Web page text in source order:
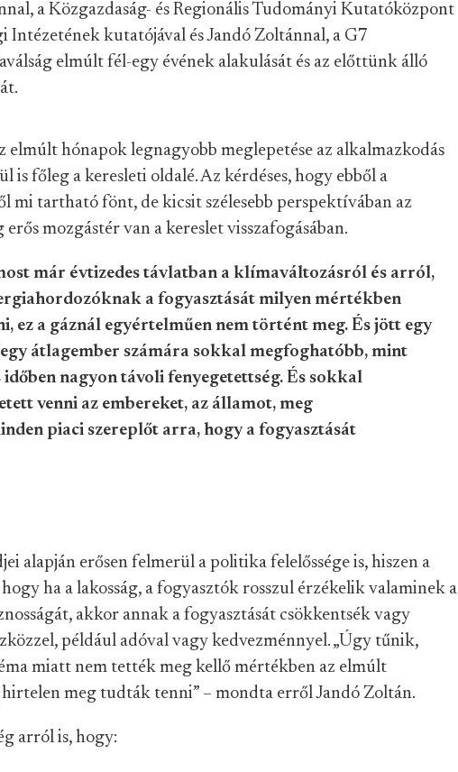
a Közgazdaság- és Regionális Tudományi Kutatóközpont
Intézetének kutatójával és Jandó Zoltánnal, a G7
elmúlt fél-egy évének alakulását és az előttünk álló
elmúlt hónapok legnagyobb meglepetése az alkalmazkodás
is főleg a keresleti oldalé. Az kérdéses, hogy ebből a
mi tartható fönt, de kicsit szélesebb perspektívában az
mozgástér van a kereslet visszafogásában.
már évtizedes távlatban a klímaváltozásról és arról,
a fogyasztását milyen mértékben
ez a gáznál egyértelműen nem történt meg. És jött egy
átlagember számára sokkal megfoghatóbb, mint
időben nagyon távoli fenyegetettség. És sokkal
venni az embereket, az államot, meg
piaci szereplőt arra, hogy a fogyasztását
alapján erősen felmerül a politika felelőssége is, hiszen a
ha a lakosság, a fogyasztók rosszul érzékelik valaminek a
akkor annak a fogyasztását csökkentsék vagy
például adóval vagy kedvezménnyel. „Úgy tűnik,
miatt nem tették meg kellő mértékben az elmúlt
meg tudták tenni” – mondta erről Jandó Zoltán.
arról is, hogy: